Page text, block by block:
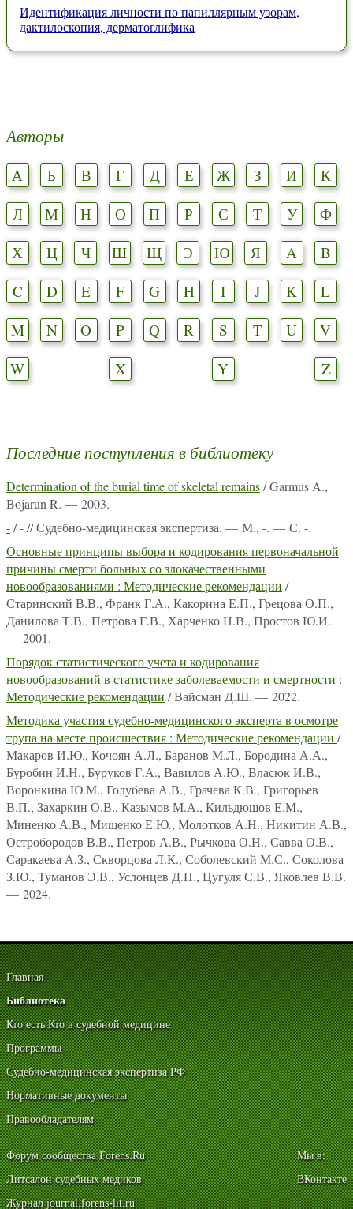
Идентификация личности по папиллярным узорам,
дактилоскопия, дерматоглифика
Авторы
А Б В Г Д Е Ж З И
К
Л
М Н О П Р С Т У
Ф
Х
Ц Ч Ш Щ Э Ю Я A
B
C
D E F G H I J K
L
M
N O P Q R S T U
V
W
X Y Z
Последние поступления в библиотеку
Determination of the burial time of skeletal remains/ Garmus A.,
Bojarun R. — 2003.
-/ - // Судебно-медицинская экспертиза. — М., -. — С. -.
Основные принципы выбора и кодирования первоначальной
причины смерти больных со злокачественными
новообразованиями : Методические рекомендации /
Старинский В.В., Франк Г.А., Какорина Е.П., Грецова О.П.,
Данилова Т.В., Петрова Г.В., Харченко Н.В., Простов Ю.И.
— 2001.
Порядок статистического учета и кодирования
новообразований в статистике заболеваемости и смертности :
Методические рекомендации / Вайсман Д.Ш. — 2022.
Методика участия судебно-медицинского эксперта в осмотре
трупа на месте происшествия : Методические рекомендации /
Макаров И.Ю., Кочоян А.Л., Баранов М.Л., Бородина А.А.,
Буробин И.Н., Буруков Г.А., Вавилов А.Ю., Власюк И.В.,
Воронкина Ю.М., Голубева А.В., Грачева К.В., Григорьев
В.П., Захаркин О.В., Казымов М.А., Кильдюшов Е.М.,
Миненко А.В., Мищенко Е.Ю., Молотков А.Н., Никитин А.В.,
Остробородов В.В., Петров А.В., Рычкова О.Н., Савва О.В.,
Саракаева А.З., Скворцова Л.К., Соболевский М.С., Соколова
З.Ю., Туманов Э.В., Услонцев Д.Н., Цугуля С.В., Яковлев В.В.
— 2024.
Главная
Библиотека
Кто есть Кто в судебной медицине
Программы
Судебно-медицинская экспертиза РФ
Нормативные документы
Правообладателям
Форум сообщества Forens.Ru
Литсалон судебных медиков
Журнал journal.forens-lit.ru
Мы в:
ВКонтакте